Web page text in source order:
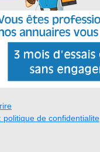
politique de confidentialite